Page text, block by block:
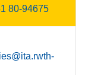
80-94675